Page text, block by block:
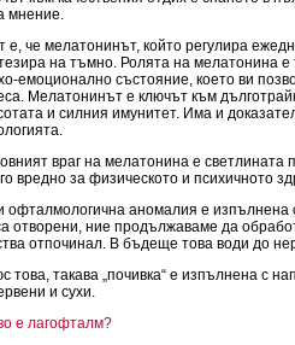
мнение.
е, че мелатонинът, който регулира
на тъмно. Ролята на мелатонина
емоционално състояние, което ви
Мелатонинът е ключът към
и силния имунитет. Има и
враг на мелатонина е
вредно за физическото и психичното
офталмологична аномалия е изпълнена
отворени, ние продължаваме да
отпочинал. В бъдеще това води до
това, такава „почивка“ е изпълнена с
и сухи.
е лагофталм?